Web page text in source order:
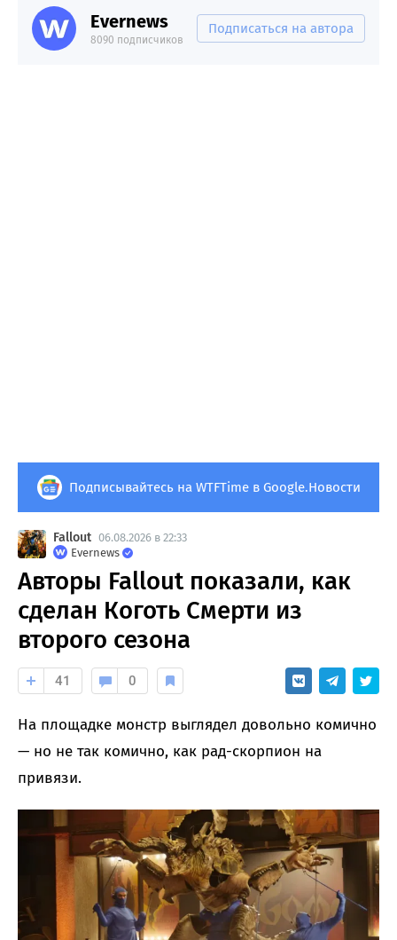
Evernews
8090 подписчиков
Подписаться на автора
Подписывайтесь на WTFTime в Google.Новости
Fallout 06.08.2026 в 22:33
Evernews
Авторы Fallout показали, как
сделан Коготь Смерти из
второго сезона
41 0
На площадке монстр выглядел довольно комично
— но не так комично, как рад-скорпион на
привязи.